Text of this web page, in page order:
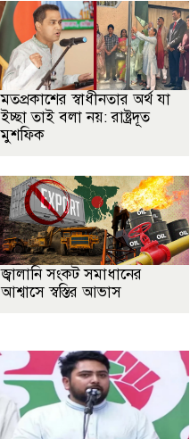
মতপ্রকাশের স্বাধীনতার অর্থ যা
ইচ্ছা তাই বলা নয়: রাষ্ট্রদূত
মুশফিক
জ্বালানি সংকট সমাধানের
আশ্বাসে স্বস্তির আভাস